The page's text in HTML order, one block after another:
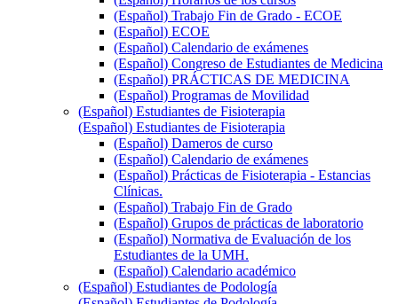
(Español) Trabajo Fin de Grado - ECOE
(Español) ECOE
(Español) Calendario de exámenes
(Español) Congreso de Estudiantes de Medicina
(Español) PRÁCTICAS DE MEDICINA
(Español) Programas de Movilidad
(Español) Estudiantes de Fisioterapia
(Español) Estudiantes de Fisioterapia
(Español) Dameros de curso
(Español) Calendario de exámenes
(Español) Prácticas de Fisioterapia - Estancias
Clínicas.
(Español) Trabajo Fin de Grado
(Español) Grupos de prácticas de laboratorio
(Español) Normativa de Evaluación de los
Estudiantes de la UMH.
(Español) Calendario académico
(Español) Estudiantes de Podología